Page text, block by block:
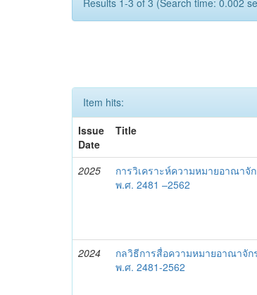
Results 1-3 of 3 (Search time: 0.002
Item hits:
Issue
Date
Title
2025
การวิเคราะห์ความหมายอาณาจั
พ.ศ. 2481 –2562
2024
กลวิธีการสื่อความหมายอาณาจั
พ.ศ. 2481-2562